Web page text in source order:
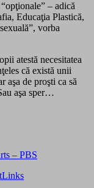
– adică
Educaţia Plastică,
vorba
atestă necesitatea
că există unii
aşa de proşti ca să
aşa sper…
– PBS